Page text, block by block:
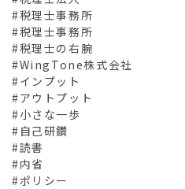
#税理士事務所
#税理士事務所
#税理士の右腕
#WingTone株式会社
#インプット
#アウトプット
#小さな一歩
#自己研鑽
#読書
#内省
#ポリシー